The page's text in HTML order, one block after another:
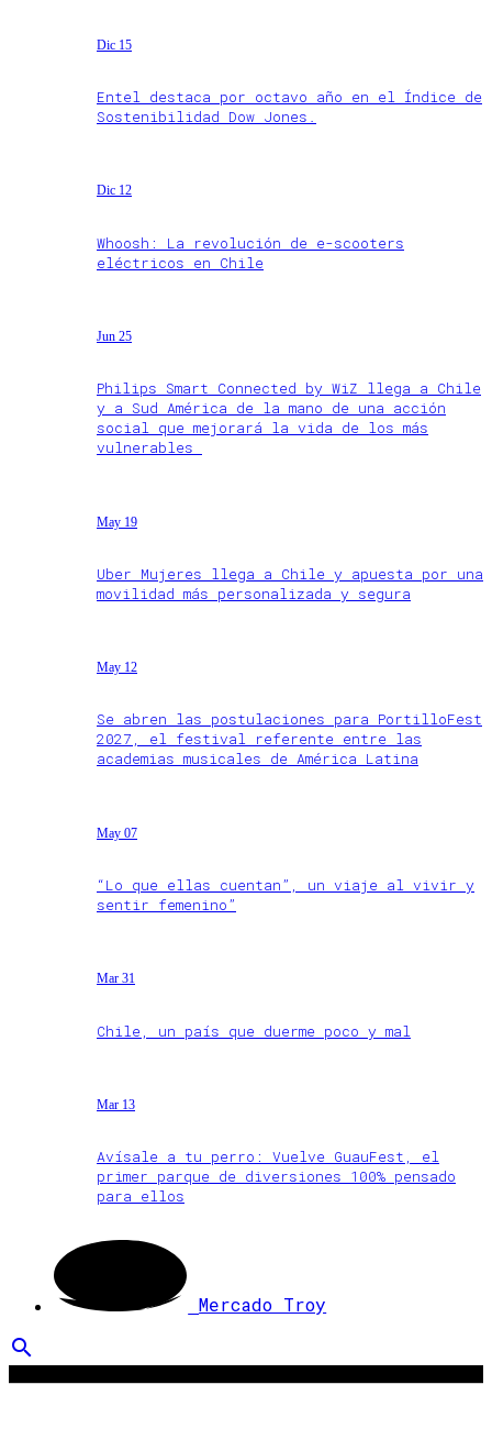
Dic 15
Entel destaca por octavo año en el Índice de
Sostenibilidad Dow Jones.
Dic 12
Whoosh: La revolución de e-scooters
eléctricos en Chile
Jun 25
Philips Smart Connected by WiZ llega a Chile
y a Sud América de la mano de una acción
social que mejorará la vida de los más
vulnerables
May 19
Uber Mujeres llega a Chile y apuesta por una
movilidad más personalizada y segura
May 12
Se abren las postulaciones para PortilloFest
2027, el festival referente entre las
academias musicales de América Latina
May 07
“Lo que ellas cuentan”, un viaje al vivir y
sentir femenino”
Mar 31
Chile, un país que duerme poco y mal
Mar 13
Avísale a tu perro: Vuelve GuauFest, el
primer parque de diversiones 100% pensado
para ellos
Mercado Troy
search